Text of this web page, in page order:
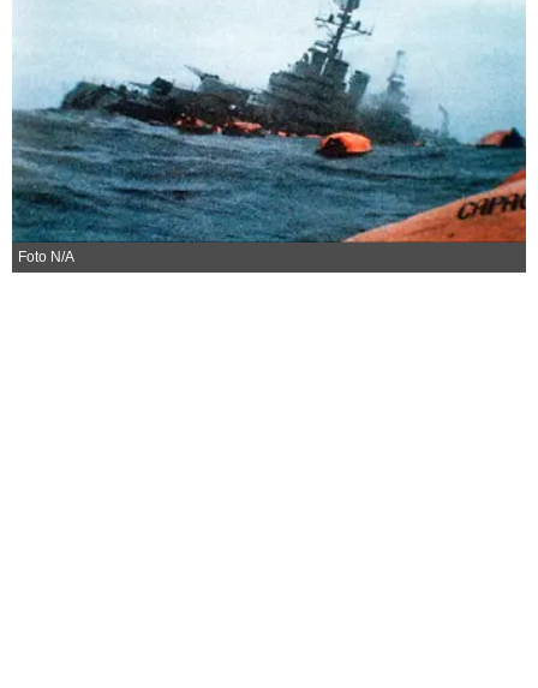
Sociedad
Tecnología
Turismo
Salud
Es viral
El tiempo
Fúnebres
Clasificados
Foto N/A